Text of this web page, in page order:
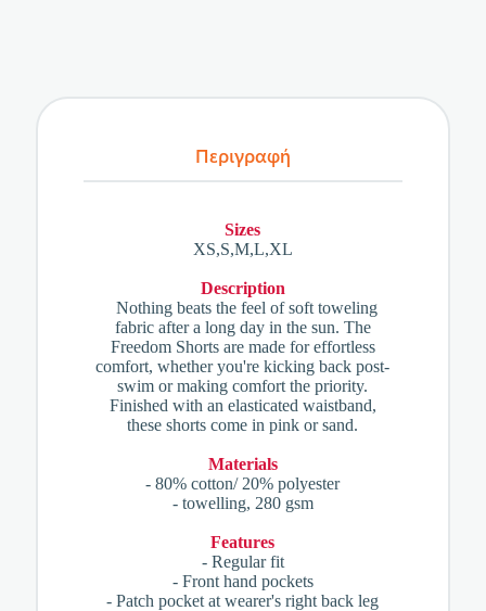
Περιγραφή
Sizes
XS,S,M,L,XL
Description
Nothing beats the feel of soft toweling
fabric after a long day in the sun. The
Freedom Shorts are made for effortless
comfort, whether you're kicking back post-
swim or making comfort the priority.
Finished with an elasticated waistband,
these shorts come in pink or sand.
Materials
- 80% cotton/ 20% polyester
- towelling, 280 gsm
Features
- Regular fit
- Front hand pockets
- Patch pocket at wearer's right back leg